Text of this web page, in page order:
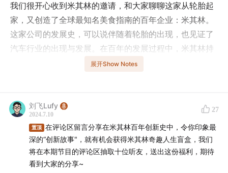
我们很开心收到米其林的邀请，和大家聊聊这家从轮胎起
家，又创造了全球最知名美食指南的百年企业：米其林。
这家公司的发展史，可以说伴随着轮胎的出现，也见证了
汽车行业的出现与发展。在百年的发展过程中，米其林持
续用创新推动产品变迁，一次又一次引起了业界革命。从
米其林究竟是为什么要做轮胎？作为轮胎公司，他们又怎
么想到要发布美食指南呢？坐吧，来杯半拿铁，我们边喝
边聊。
展开Show Notes
刘飞Lufy
2024.7.10
27
置顶
在评论区留言分享在米其林百年创新史中，令你印象最
深的“创新故事"，就有机会获得米其林奇趣人生盲盒，我们
将在本期节目的评论区抽取十位听友，送出这份福利，期待
看到大家的分享~